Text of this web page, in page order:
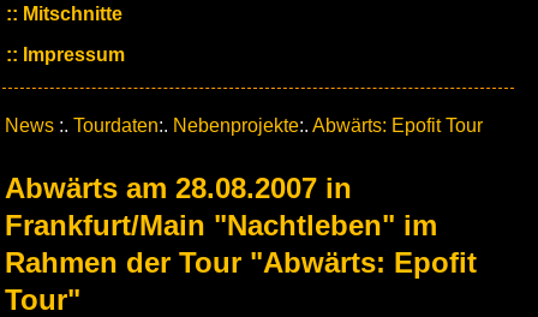
Mitschnitte
Impressum
News :. Tourdaten:. Nebenprojekte:. Abwärts: Epofit Tour
Abwärts am 28.08.2007 in
Frankfurt/Main "Nachtleben" im
Rahmen der Tour "Abwärts: Epofit
Tour"